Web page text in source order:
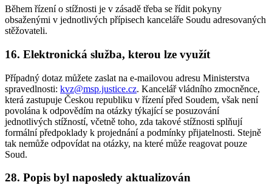
Během řízení o stížnosti je v zásadě třeba se řídit pokyny
obsaženými v jednotlivých přípisech kanceláře Soudu adresovaných
stěžovateli.
16. Elektronická služba, kterou lze využít
Případný dotaz můžete zaslat na e-mailovou adresu Ministerstva
spravedlnosti: kvz@msp.justice.cz. Kancelář vládního zmocněnce,
která zastupuje Českou republiku v řízení před Soudem, však není
povolána k odpovědím na otázky týkající se posuzování
jednotlivých stížností, včetně toho, zda takové stížnosti splňují
formální předpoklady k projednání a podmínky přijatelnosti. Stejně
tak nemůže odpovídat na otázky, na které může reagovat pouze
Soud.
28. Popis byl naposledy aktualizován